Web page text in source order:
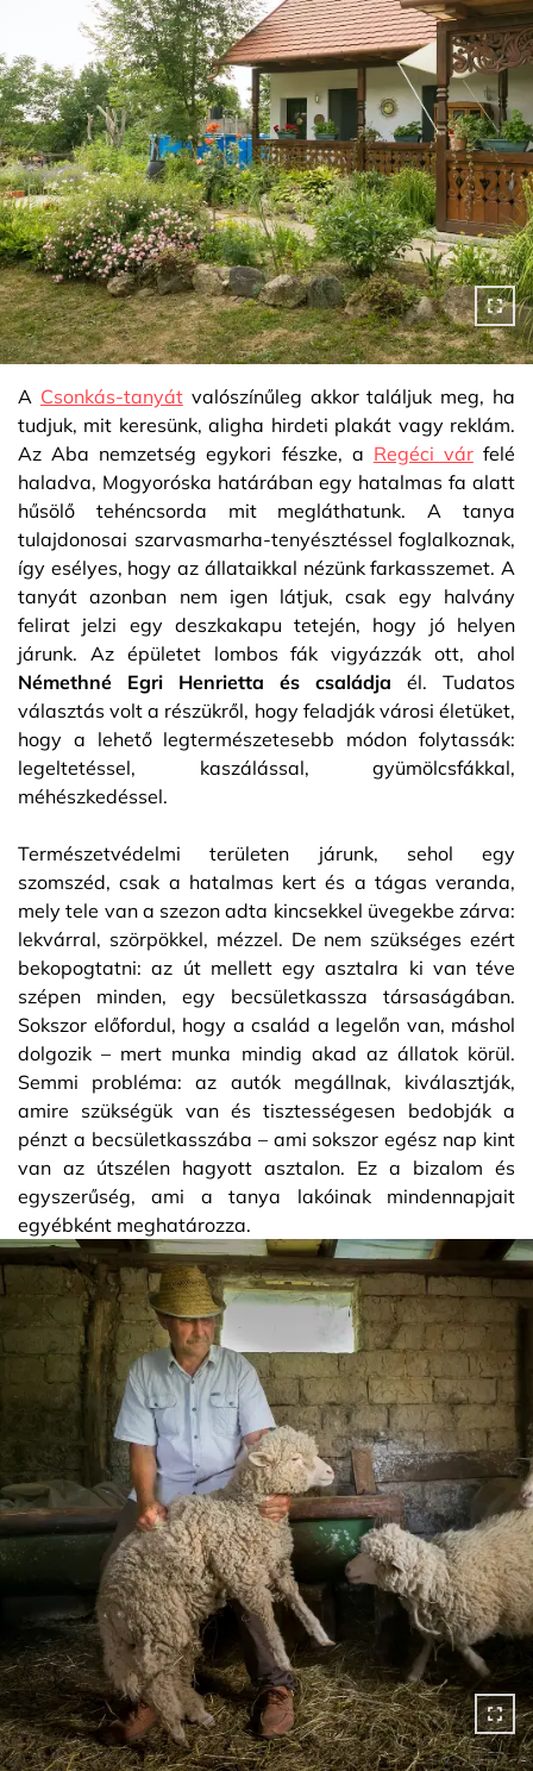
A Csonkás-tanyátvalószínűleg akkor találjuk meg, ha
tudjuk, mit keresünk, aligha hirdeti plakát vagy reklám.
Az Aba nemzetség egykori fészke, a Regéci várfelé
haladva, Mogyoróska határában egy hatalmas fa alatt
hűsölő tehéncsorda mit megláthatunk. A tanya
tulajdonosai szarvasmarha-tenyésztéssel foglalkoznak,
így esélyes, hogy az állataikkal nézünk farkasszemet. A
tanyát azonban nem igen látjuk, csak egy halvány
felirat jelzi egy deszkakapu tetején, hogy jó helyen
járunk. Az épületet lombos fák vigyázzák ott, ahol
Némethné Egri Henrietta és családja él. Tudatos
választás volt a részükről, hogy feladják városi életüket,
hogy a lehető legtermészetesebb módon folytassák:
legeltetéssel, kaszálással, gyümölcsfákkal,
méhészkedéssel.
Természetvédelmi területen járunk, sehol egy
szomszéd, csak a hatalmas kert és a tágas veranda,
mely tele van a szezon adta kincsekkel üvegekbe zárva:
lekvárral, szörpökkel, mézzel. De nem szükséges ezért
bekopogtatni: az út mellett egy asztalra ki van téve
szépen minden, egy becsületkassza társaságában.
Sokszor előfordul, hogy a család a legelőn van, máshol
dolgozik – mert munka mindig akad az állatok körül.
Semmi probléma: az autók megállnak, kiválasztják,
amire szükségük van és tisztességesen bedobják a
pénzt a becsületkasszába – ami sokszor egész nap kint
van az útszélen hagyott asztalon. Ez a bizalom és
egyszerűség, ami a tanya lakóinak mindennapjait
egyébként meghatározza.